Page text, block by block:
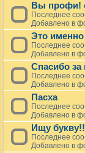
Вы профи!
Последнее
Добавлено в
Это именно
Последнее
Добавлено в
Спасибо за
Последнее
Добавлено в
Пасха
Последнее
Добавлено в
Ищу
Последнее
Добавлено в